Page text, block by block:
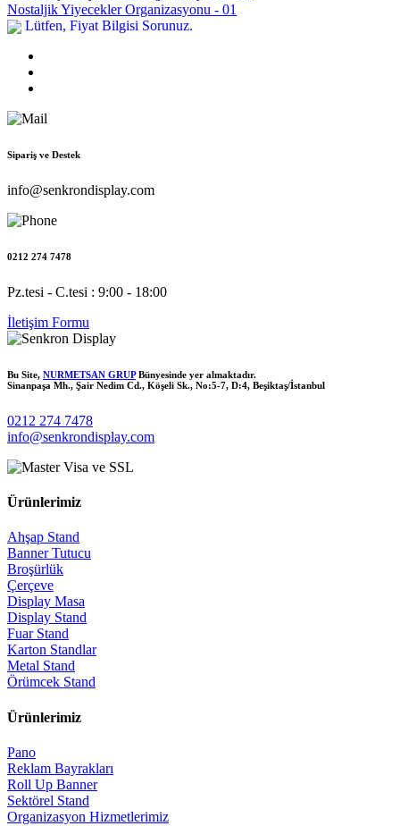
Nostaljik Yiyecekler Organizasyonu - 01
Lütfen, Fiyat Bilgisi Sorunuz.
Sipariş ve Destek
info@senkrondisplay.com
0212 274 7478
Pz.tesi - C.tesi : 9:00 - 18:00
İletişim Formu
Bu Site, NURMETSAN GRUPBünyesinde yer almaktadır.
Sinanpaşa Mh., Şair Nedim Cd., Köşeli Sk., No:5-7, D:4, Beşiktaş/İstanbul
0212 274 7478
info@senkrondisplay.com
Ürünlerimiz
Ahşap Stand
Banner Tutucu
Broşürlük
Çerçeve
Display Masa
Display Stand
Fuar Stand
Karton Standlar
Metal Stand
Örümcek Stand
Ürünlerimiz
Pano
Reklam Bayrakları
Roll Up Banner
Sektörel Stand
Organizasyon Hizmetlerimiz